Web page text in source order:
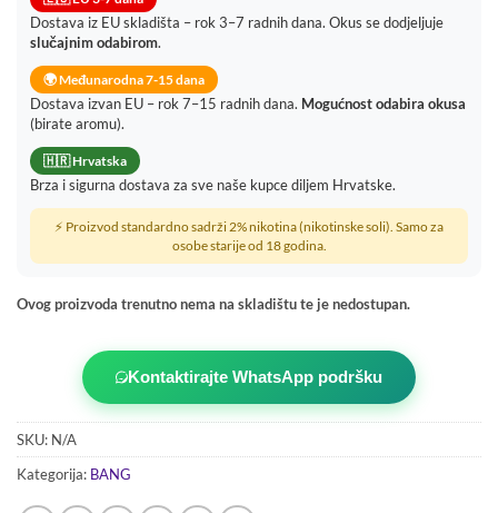
Dostava iz EU skladišta – rok 3–7 radnih dana. Okus se dodjeljuje
slučajnim odabirom.
🌍 Međunarodna 7-15 dana
Dostava izvan EU – rok 7–15 radnih dana. Mogućnost odabira okusa
(birate aromu).
🇭🇷 Hrvatska
Brza i sigurna dostava za sve naše kupce diljem Hrvatske.
⚡ Proizvod standardno sadrži 2% nikotina (nikotinske soli). Samo za
osobe starije od 18 godina.
Ovog proizvoda trenutno nema na skladištu te je nedostupan.
Kontaktirajte WhatsApp podršku
SKU: N/A
Kategorija: BANG